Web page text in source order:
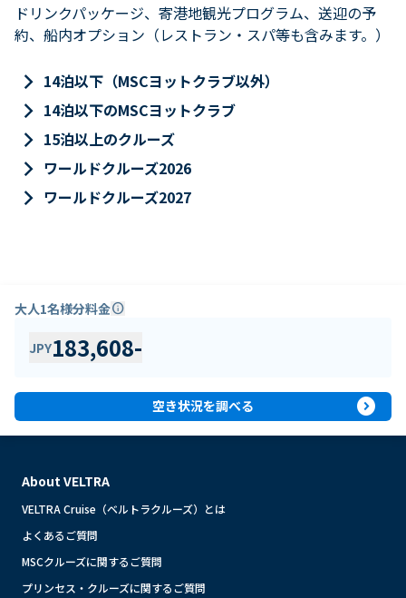
ドリンクパッケージ、寄港地観光プログラム、送迎の予
約、船内オプション（レストラン・スパ等も含みます。）
keyboard_arrow_right 14泊以下（MSCヨットクラブ以外）
keyboard_arrow_right 14泊以下のMSCヨットクラブ
keyboard_arrow_right 15泊以上のクルーズ
keyboard_arrow_right ワールドクルーズ2026
keyboard_arrow_right ワールドクルーズ2027
大人1名様分料金info
JPY183,608-
空き状況を調べる expand_circle_right
About VELTRA
VELTRA Cruise（ベルトラクルーズ）とは
よくあるご質問
MSCクルーズに関するご質問
プリンセス・クルーズに関するご質問